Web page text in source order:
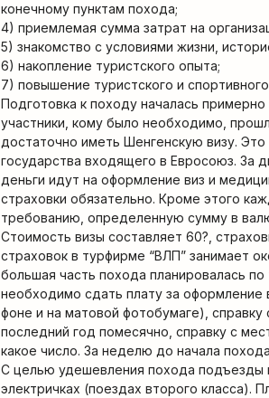
конечному пунктам похода;
4) приемлемая сумма затрат на
5) знакомство с условиями жизни,
6) накопление туристского опыта;
7) повышение туристского и
Подготовка к походу началась
участники, кому было необходимо,
достаточно иметь Шенгенскую визу.
государства входящего в Евросоюз. За
деньги идут на оформление виз и
страховки обязательно. Кроме этого
требованию, определенную сумму в
Стоимость визы составляет 60?,
страховок в турфирме “ВЛП” занимает
большая часть похода планировалась
необходимо сдать плату за
фоне и на матовой фотобумаге),
последний год помесячно, справку с
какое число. За неделю до начала
С целью удешевления похода подъезды
электричках (поездах второго класса).